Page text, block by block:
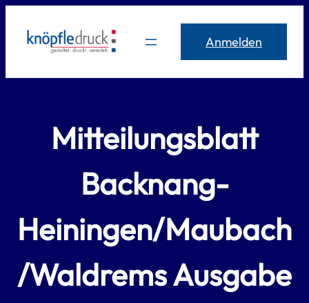
Inhalt
springen
Anmelden
Mitteilungsblatt
Backnang-
Heiningen/Maubach
/Waldrems Ausgabe